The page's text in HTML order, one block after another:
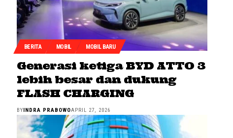
BERITA MOBIL MOBIL BARU
Generasi ketiga BYD ATTO 3
lebih besar dan dukung
FLASH CHARGING
BY INDRA PRABOWOAPRIL 27, 2026